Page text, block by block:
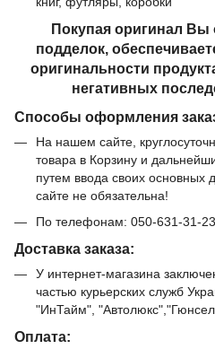
Покупая оригинал Вы
подделок,
оригинальности
негативных
Способы оформления
На нашем сайте,
товара в Корзину и
путем ввода своих основных
сайте не обязательна!
По телефонам: 050-631-31-
Доставка заказа:
У интернет-магазина
частью курьерских служб
"ИнТайм",
Оплата: